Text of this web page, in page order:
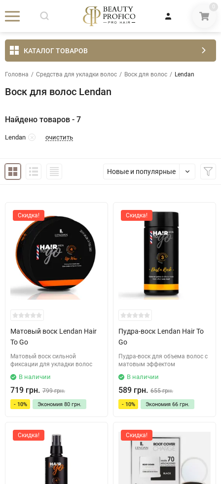
0
КАТАЛОГ ТОВАРОВ
Головна / Средства для укладки волос / Воск для волос / Lendan
Воск для волос Lendan
Найдено товаров - 7
Lendan очистить
Новые и популярные
Скидка!
Матовый воск Lendan Hair
To Go
Матовый воск сильной
фиксации для укладки волос
В наличии
719 грн. 799 грн.
- 10% Экономия 80 грн.
Скидка!
Пудра-воск Lendan Hair To
Go
Пудра-воск для объема волос с
матовым эффектом
В наличии
589 грн. 655 грн.
- 10% Экономия 66 грн.
Скидка! Скидка!